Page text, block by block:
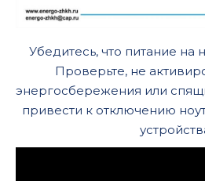
Убедитесь, что питание на
Проверьте, не
энергосбережения или
привести к отключению